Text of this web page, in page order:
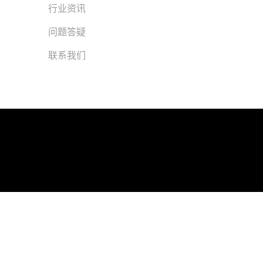
行业资讯
问题答疑
联系我们